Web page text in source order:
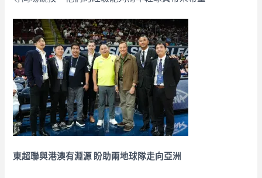
東超聯與港澳有淵源 盼助兩地球隊走向亞洲